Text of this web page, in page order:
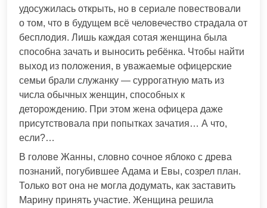
удосужилась открыть, но в сериале повествовали
о том, что в будущем всё человечество страдала от
бесплодия. Лишь каждая сотая женщина была
способна зачать и выносить ребёнка. Чтобы найти
выход из положения, в уважаемые офицерские
семьи брали служанку — суррогатную мать из
числа обычных женщин, способных к
деторождению. При этом жена офицера даже
присутствовала при попытках зачатия… А что,
если?…
В голове Жанны, словно сочное яблоко с древа
познаний, погубившее Адама и Евы, созрел план.
Только вот она не могла додумать, как заставить
Марину принять участие. Женщина решила